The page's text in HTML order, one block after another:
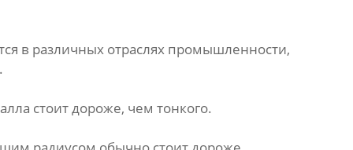
в различных отраслях промышленности,
стоит дороже, чем тонкого.